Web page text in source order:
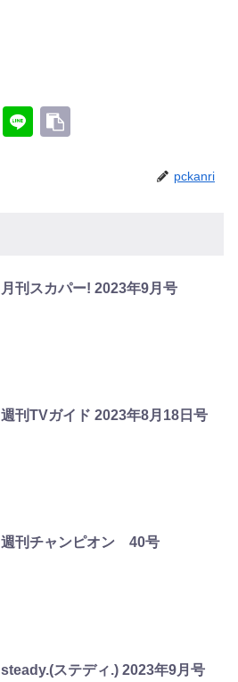
pckanri
月刊スカパー! 2023年9月号
週刊TVガイド 2023年8月18日号
週刊チャンピオン 40号
steady.(ステディ.) 2023年9月号